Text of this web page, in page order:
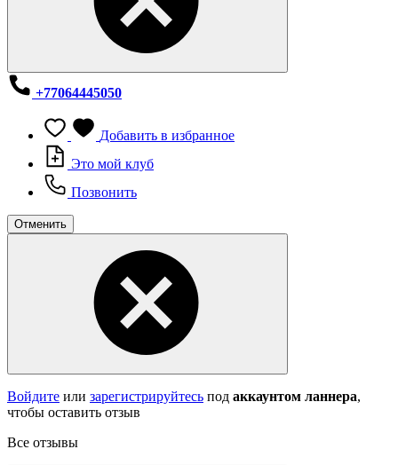
+77064445050
Добавить в избранное
Это мой клуб
Позвонить
Отменить
Войдите или зарегистрируйтесь под аккаунтом ланнера,
чтобы оставить отзыв
Все отзывы